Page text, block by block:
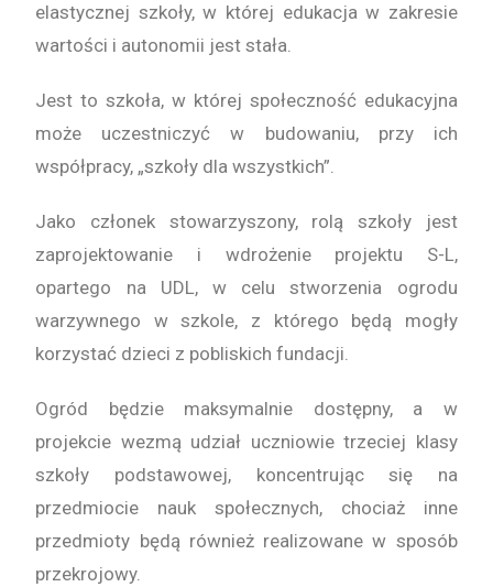
elastycznej szkoły, w której edukacja w zakresie
wartości i autonomii jest stała.
Jest to szkoła, w której społeczność edukacyjna
może uczestniczyć w budowaniu, przy ich
współpracy, „szkoły dla wszystkich”.
Jako członek stowarzyszony, rolą szkoły jest
zaprojektowanie i wdrożenie projektu S-L,
opartego na UDL, w celu stworzenia ogrodu
warzywnego w szkole, z którego będą mogły
korzystać dzieci z pobliskich fundacji.
Ogród będzie maksymalnie dostępny, a w
projekcie wezmą udział uczniowie trzeciej klasy
szkoły podstawowej, koncentrując się na
przedmiocie nauk społecznych, chociaż inne
przedmioty będą również realizowane w sposób
przekrojowy.